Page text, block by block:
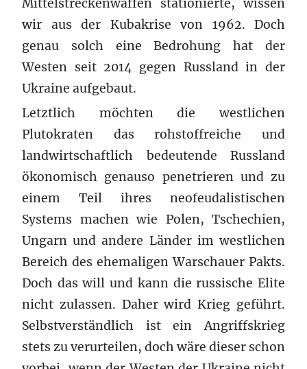
Mittelstreckenwaffen stationierte, wissen
wir aus der Kubakrise von 1962. Doch
genau solch eine Bedrohung hat der
Westen seit 2014 gegen Russland in der
Ukraine aufgebaut.
Letztlich möchten die westlichen
Plutokraten das rohstoffreiche und
landwirtschaftlich bedeutende Russland
ökonomisch genauso penetrieren und zu
einem Teil ihres neofeudalistischen
Systems machen wie Polen, Tschechien,
Ungarn und andere Länder im westlichen
Bereich des ehemaligen Warschauer Pakts.
Doch das will und kann die russische Elite
nicht zulassen. Daher wird Krieg geführt.
Selbstverständlich ist ein Angriffskrieg
stets zu verurteilen, doch wäre dieser schon